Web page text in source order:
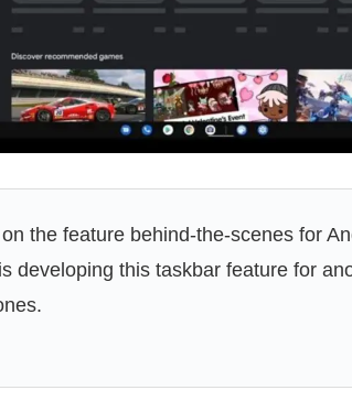
the feature behind-the-scenes for
developing this taskbar feature for